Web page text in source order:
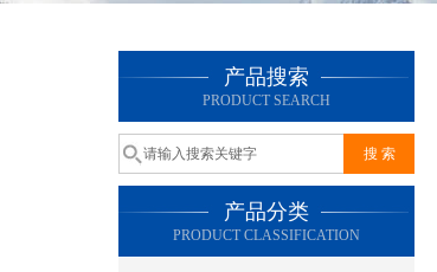
产品搜索
PRODUCT SEARCH
产品分类
PRODUCT CLASSIFICATION